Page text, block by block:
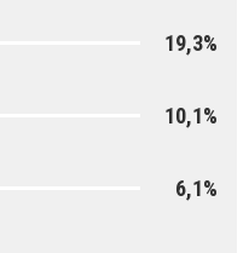
19,3%
10,1%
6,1%